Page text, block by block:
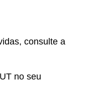
consulte a
no seu